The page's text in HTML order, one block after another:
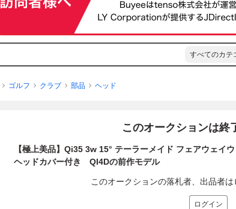
すべてのカテ
ゴルフ クラブ 部品 ヘッド
このオークションは終
【極上美品】Qi35 3w 15° テーラーメイド フェアウェ
ヘッドカバー付き QI4Dの前作モデル
このオークションの落札者、出品者は
ログイン